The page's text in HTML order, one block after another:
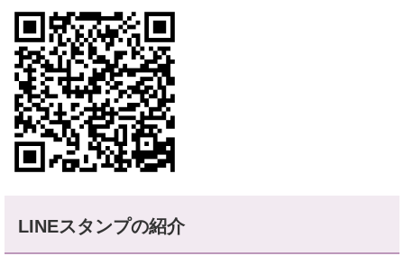
LINEスタンプの紹介